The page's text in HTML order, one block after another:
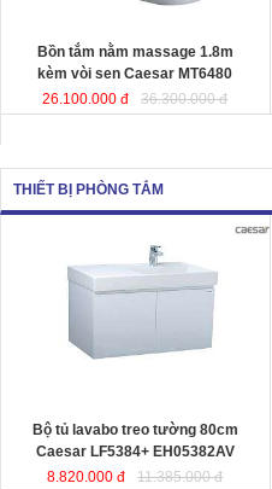
Bồn tắm nằm massage 1.8m
kèm vòi sen Caesar MT6480
26.100.000 đ
36.300.000 đ
THIẾT BỊ PHÒNG TẮM
Caesar LF5384+ EH05382AV
thiết kế đầy cảm hứng và sáng tạo
theo phong cách tối giản hiện đại.
không gian phòng tắm.
Bộ tủ lavabo treo tường 80cm
Caesar LF5384+ EH05382AV
8.820.000 đ
11.385.000 đ